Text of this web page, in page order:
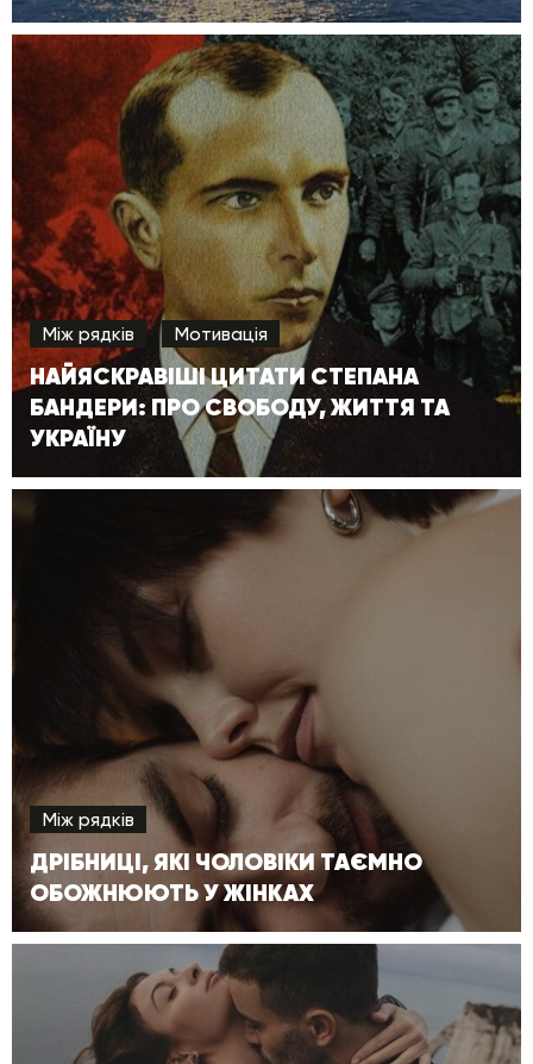
Між рядків Мотивація
НАЙЯСКРАВІШІ ЦИТАТИ СТЕПАНА
БАНДЕРИ: ПРО СВОБОДУ, ЖИТТЯ ТА
УКРАЇНУ
Між рядків
ДРІБНИЦІ, ЯКІ ЧОЛОВІКИ ТАЄМНО
ОБОЖНЮЮТЬ У ЖІНКАХ